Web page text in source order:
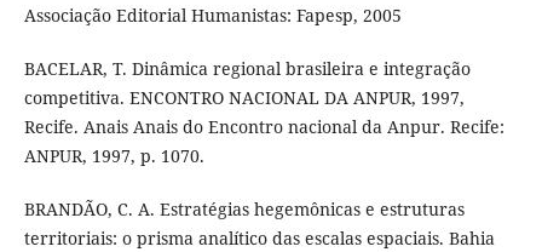
Associação Editorial Humanistas: Fapesp, 2005
BACELAR, T. Dinâmica regional brasileira e integração
competitiva. ENCONTRO NACIONAL DA ANPUR, 1997,
Recife. Anais Anais do Encontro nacional da Anpur. Recife:
ANPUR, 1997, p. 1070.
BRANDÃO, C. A. Estratégias hegemônicas e estruturas
territoriais: o prisma analítico das escalas espaciais. Bahia